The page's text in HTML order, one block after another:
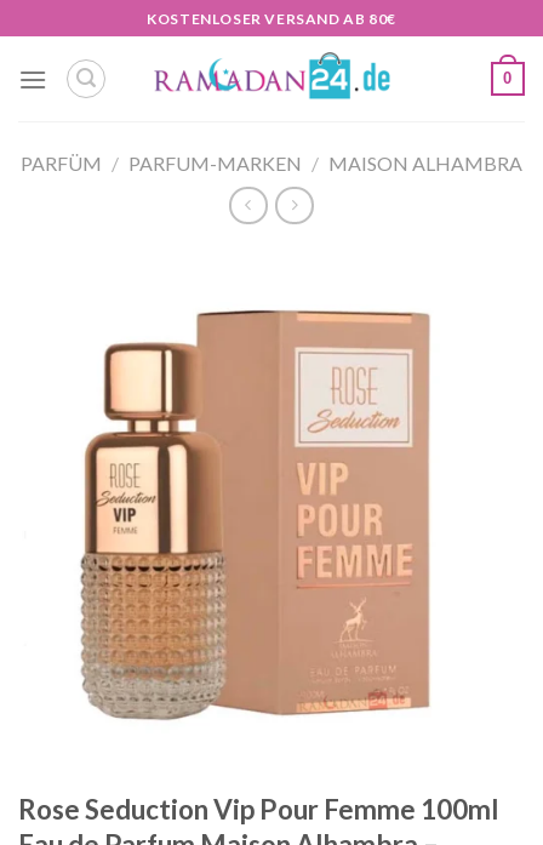
Inhalt
springen
KOSTENLOSER VERSAND AB 80€
0
PARFÜM / PARFUM-MARKEN / MAISON ALHAMBRA
Rose Seduction Vip Pour Femme 100ml